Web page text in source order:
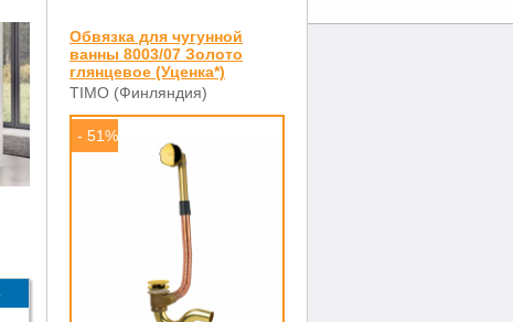
Обвязка для чугунной
ванны 8003/07 Золото
глянцевое (Уценка*)
TIMO (Финляндия)
- 51%